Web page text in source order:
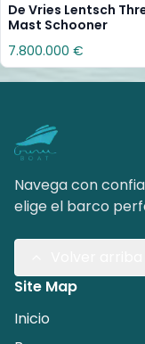
De Vries Lentsch
Mast Schooner
7.800.000 €
Navega con
elige el barco
Site Map
Inicio